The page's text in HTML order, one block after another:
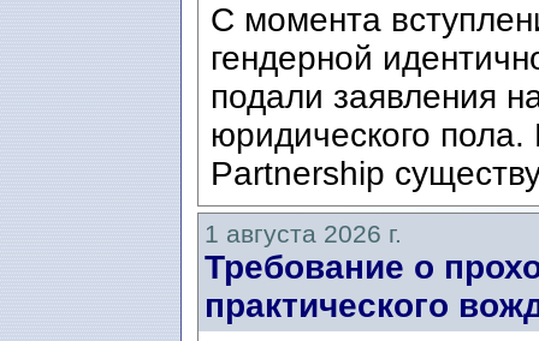
С момента
гендерной
подали заявления
юридического
Partnership
1 августа 2026 г.
Требование о
практического